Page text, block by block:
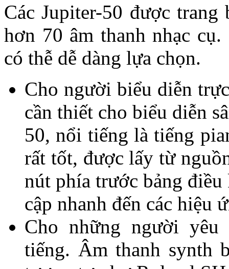
Các Jupiter-50 được
hơn 70 âm thanh nhạc
có thễ dễ dàng lựa chọn.
Cho người biểu diễn
cần thiết cho biểu diễn
50, nổi tiếng là tiếng
rất tốt, được lấy từ
nút phía trước bảng
cập nhanh đến các hiệu
Cho những người
tiếng. Âm thanh synth